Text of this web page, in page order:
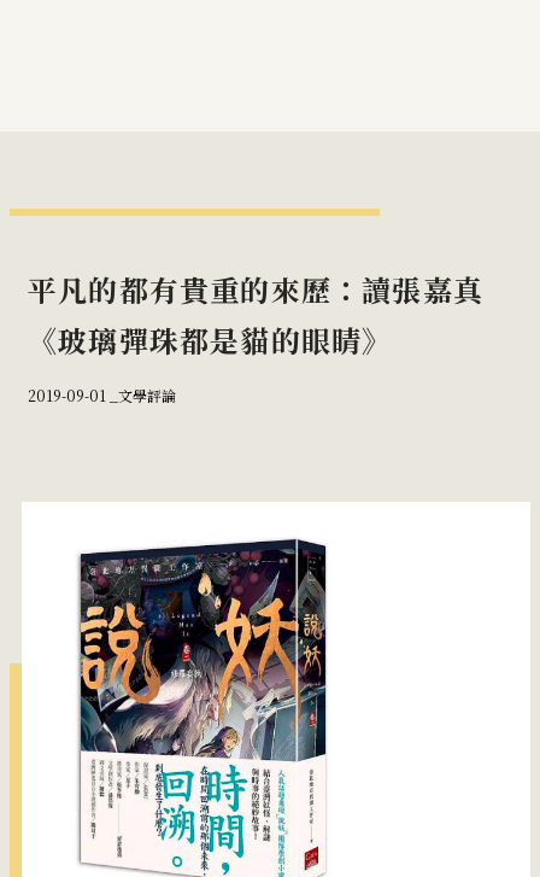
平凡的都有貴重的來歷：讀張嘉真
《玻璃彈珠都是貓的眼睛》
2019-09-01 _ 文學評論